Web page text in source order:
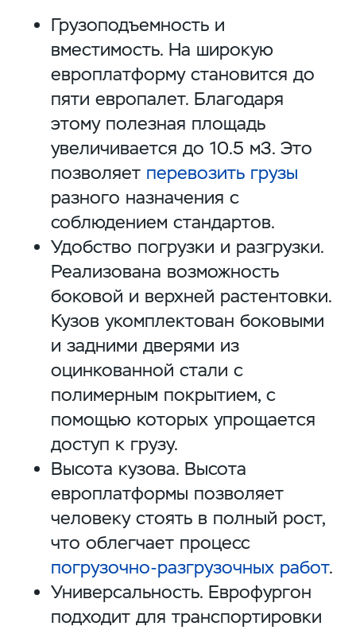
Грузоподъемность и
вместимость. На широкую
европлатформу становится до
пяти европалет. Благодаря
этому полезная площадь
увеличивается до 10.5 м3. Это
позволяет перевозить грузы
разного назначения с
соблюдением стандартов.
Удобство погрузки и разгрузки.
Реализована возможность
боковой и верхней растентовки.
Кузов укомплектован боковыми
и задними дверями из
оцинкованной стали с
полимерным покрытием, с
помощью которых упрощается
доступ к грузу.
Высота кузова. Высота
европлатформы позволяет
человеку стоять в полный рост,
что облегчает процесс
погрузочно-разгрузочных работ.
Универсальность. Еврофургон
подходит для транспортировки